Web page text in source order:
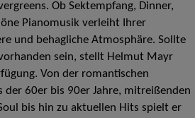
Ob Sektempfang, Dinner,
Pianomusik verleiht Ihrer
und behagliche Atmosphäre. Sollte
sein, stellt Helmut Mayr
Von der romantischen
der 60er bis 90er Jahre, mitreißenden
bis hin zu aktuellen Hits spielt er